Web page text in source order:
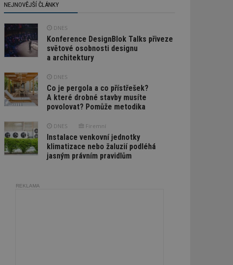
NEJNOVĚJŠÍ ČLÁNKY
DNES
Konference DesignBlok Talks přiveze
světové osobnosti designu
a architektury
DNES
Co je pergola a co přístřešek?
A které drobné stavby musíte
povolovat? Pomůže metodika
DNES Firemní
Instalace venkovní jednotky
klimatizace nebo žaluzií podléhá
jasným právním pravidlům
REKLAMA